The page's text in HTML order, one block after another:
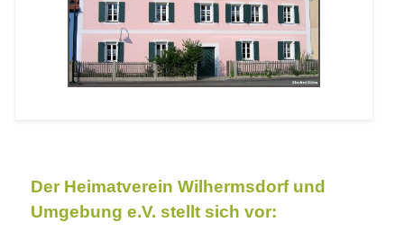
Der Heimatverein Wilhermsdorf und
Umgebung e.V. stellt sich vor: